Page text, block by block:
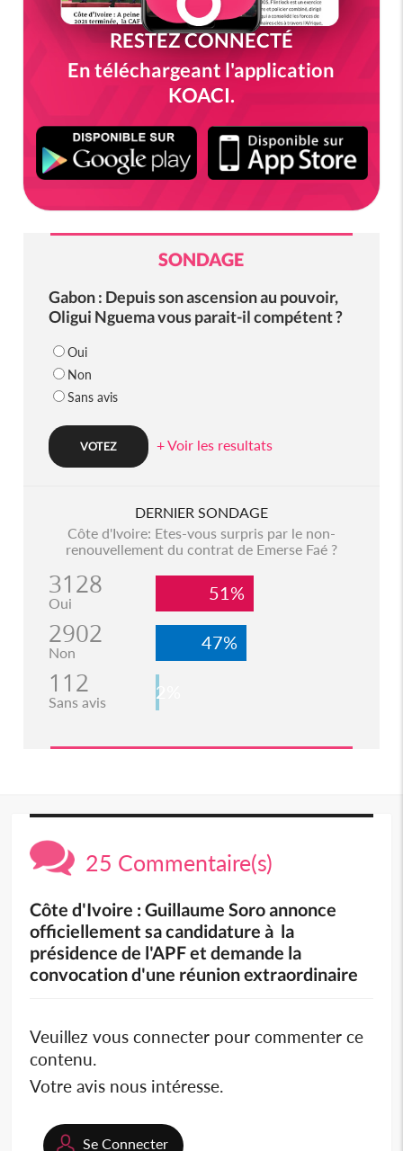
RESTEZ CONNECTÉ
En téléchargeant l'application
KOACI.
SONDAGE
Gabon : Depuis son ascension au pouvoir,
Oligui Nguema vous parait-il compétent ?
Oui
Non
Sans avis
+ Voir les resultats
DERNIER SONDAGE
Côte d'Ivoire: Etes-vous surpris par le non-
renouvellement du contrat de Emerse Faé ?
3128
Oui 51%
2902
Non 47%
112
Sans avis 2%
25 Commentaire(s)
Côte d'Ivoire : Guillaume Soro annonce
officiellement sa candidature à la
présidence de l'APF et demande la
convocation d'une réunion extraordinaire
Veuillez vous connecter pour commenter ce
contenu.
Votre avis nous intéresse.
Se Connecter